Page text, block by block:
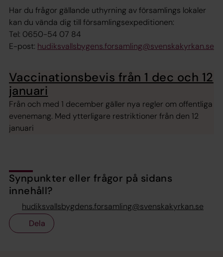
Har du frågor gällande uthyrning av församlings lokaler
kan du vända dig till församlingsexpeditionen:
Tel: 0650-54 07 84
E-post: hudiksvallsbygens.forsamling@svenskakyrkan.se
Vaccinationsbevis från 1 dec och 12
januari
Från och med 1 december gäller nya regler om offentliga
evenemang. Med ytterligare restriktioner från den 12
januari
Synpunkter eller frågor på sidans
innehåll?
hudiksvallsbygdens.forsamling@svenskakyrkan.se
Dela